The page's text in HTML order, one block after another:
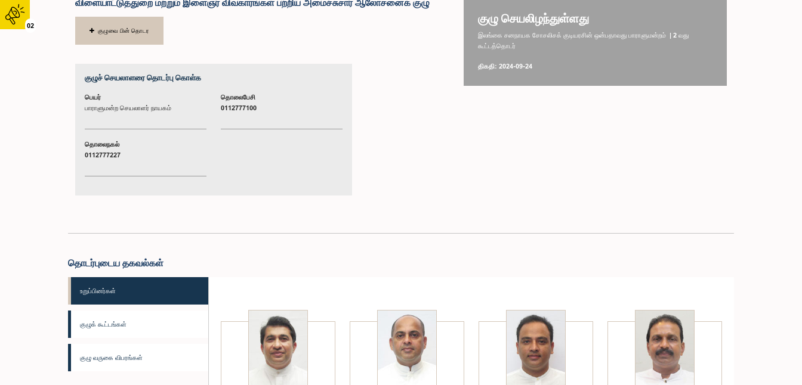
02
குழுவை பின் தொடர
குழுச் செயலாளரை தொடர்பு கொள்க
பெயர்
பாராளுமன்ற செயலாளர் நாயகம்
தொலைபேசி
0112777100
தொலைநகல்
0112777227
குழு செயலிழந்துள்ளது
இலங்கை சனநாயக சோசலிசக் குடியரசின் ஒன்பதாவது பாராளுமன்றம் | 2 வது
கூட்டத்தொடர்
திகதி: 2024-09-24
தொடர்புடைய தகவல்கள்
உறுப்பினர்கள்
குழுக் கூட்டங்கள்
குழு வருகை விபரங்கள்